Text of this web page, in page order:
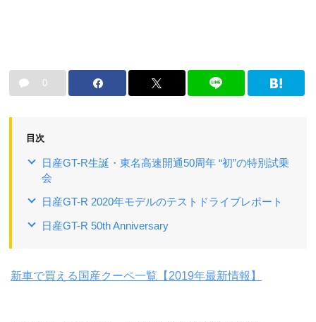
0
目次
日産GT-R生誕・東名高速開通50周年 “初”の特別試乗
会
日産GT-R 2020年モデルのテストドライブレポート
日産GT-R 50th Anniversary
新車で買える国産クーペ一覧【2019年最新情報】